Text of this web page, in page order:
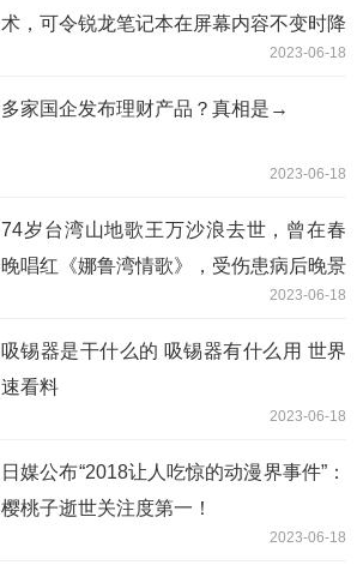
术，可令锐龙笔记本在屏幕内容不变时降
2023-06-18
多家国企发布理财产品？真相是→
2023-06-18
74岁台湾山地歌王万沙浪去世，曾在春
晚唱红《娜鲁湾情歌》，受伤患病后晚景
2023-06-18
吸锡器是干什么的 吸锡器有什么用 世界
速看料
2023-06-18
日媒公布“2018让人吃惊的动漫界事件”：
樱桃子逝世关注度第一！
2023-06-18